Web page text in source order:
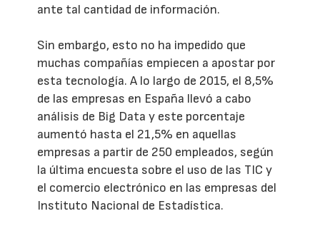
ante tal cantidad de información.
Sin embargo, esto no ha impedido que
muchas compañías empiecen a apostar por
esta tecnología. A lo largo de 2015, el 8,5%
de las empresas en España llevó a cabo
análisis de Big Data y este porcentaje
aumentó hasta el 21,5% en aquellas
empresas a partir de 250 empleados, según
la última encuesta sobre el uso de las TIC y
el comercio electrónico en las empresas del
Instituto Nacional de Estadística.